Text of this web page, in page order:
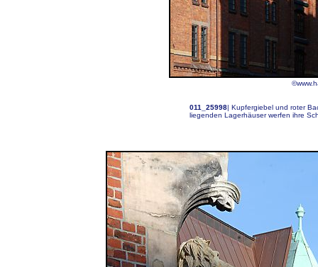
011_25998| Kupfergiebel und roter
liegenden Lagerhäuser werfen ihre